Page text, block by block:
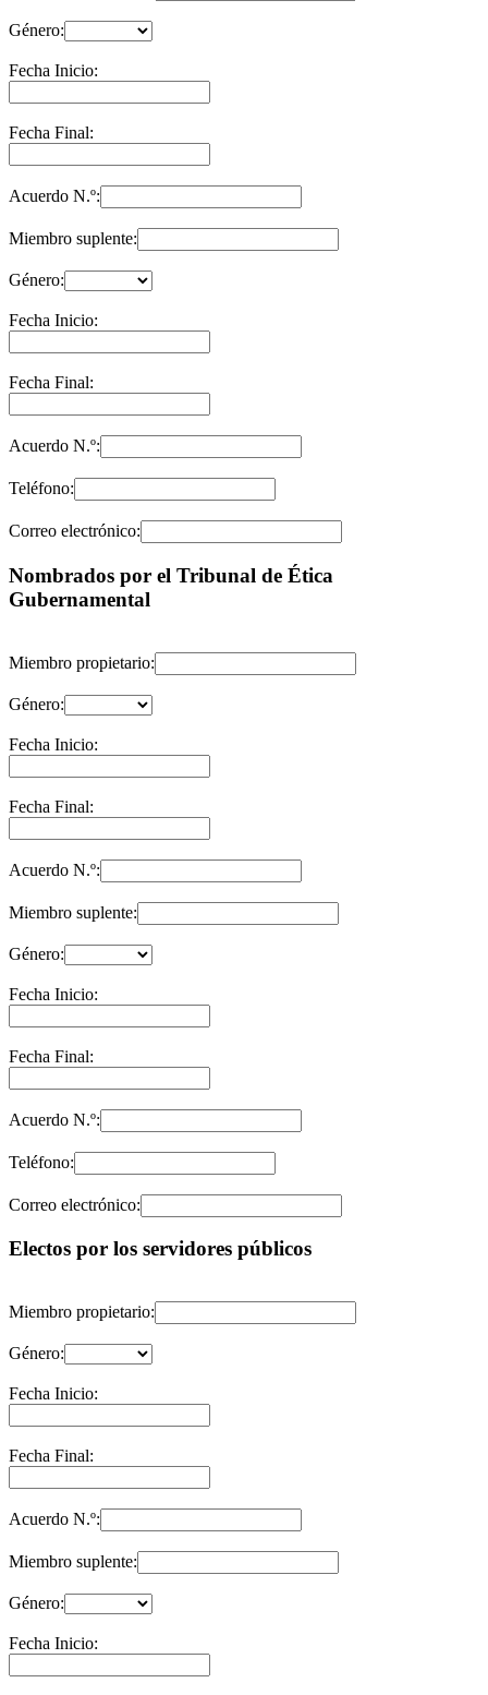
Género:
Fecha Inicio:
Fecha Final:
Acuerdo N.º:
Miembro suplente:
Género:
Fecha Inicio:
Fecha Final:
Acuerdo N.º:
Teléfono:
Correo electrónico:
Nombrados por el Tribunal de Ética
Gubernamental
Miembro propietario:
Género:
Fecha Inicio:
Fecha Final:
Acuerdo N.º:
Miembro suplente:
Género:
Fecha Inicio:
Fecha Final:
Acuerdo N.º:
Teléfono:
Correo electrónico:
Electos por los servidores públicos
Miembro propietario:
Género:
Fecha Inicio:
Fecha Final:
Acuerdo N.º:
Miembro suplente:
Género:
Fecha Inicio: